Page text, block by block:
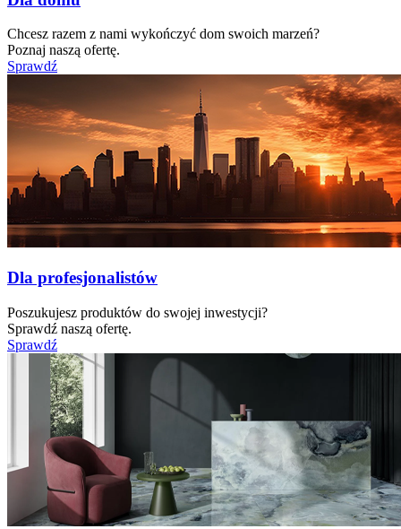
Chcesz razem z nami wykończyć dom swoich marzeń?
Poznaj naszą ofertę.
Sprawdź
Dla profesjonalistów
Poszukujesz produktów do swojej inwestycji?
Sprawdź naszą ofertę.
Sprawdź